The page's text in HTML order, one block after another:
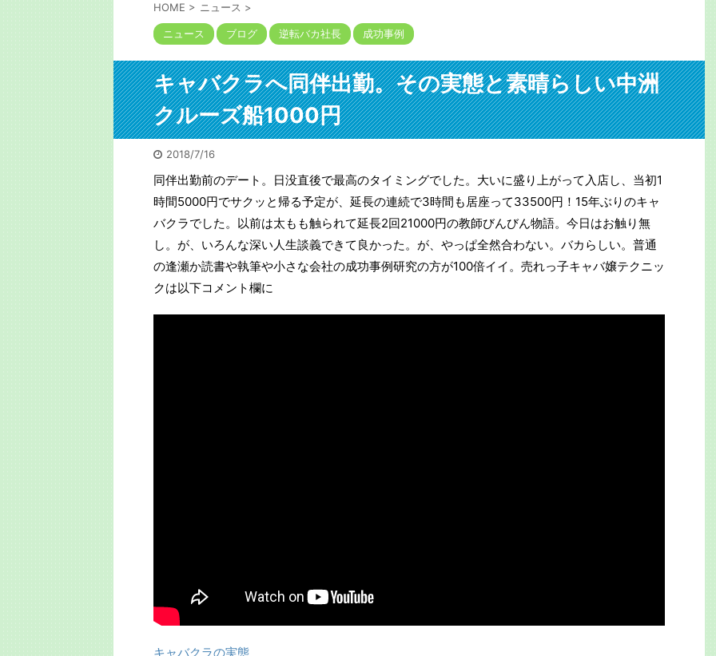
さんはビル投資、テナント投資
についてどう思われるだろう
か。アパート・戸建てといった
住居系の不動産投資と比べて安
定性、再現性に欠けるので手を
出さないと決めている方も一定
ャクチャな口述筆記をAIが目次
構成かつ清書するので誰でも本
は書けます。次回は5月に開催
されます。 https://shuppan-
audition.com/
たぶん切断されたのだ。職員と
警官？救急員？が慣れた手つき
で拾ってビニール袋へ。が、線
路の敷石ゴロゴロに引っかかっ
て、水をかけて金属ホウキでも
全部は ...
HOME > ニュース >
ニュース ブログ 逆転バカ社長 成功事例
キャバクラへ同伴出勤。その実態と素晴らしい中洲
クルーズ船1000円
2018/7/16
同伴出勤前のデート。日没直後で最高のタイミングでした。大いに盛り上がって入店し、当初1
時間5000円でサクッと帰る予定が、延長の連続で3時間も居座って33500円！15年ぶりのキャ
バクラでした。以前は太もも触られて延長2回21000円の教師びんびん物語。今日はお触り無
し。が、いろんな深い人生談義できて良かった。が、やっぱ全然合わない。バカらしい。普通
の逢瀬か読書や執筆や小さな会社の成功事例研究の方が100倍イイ。売れっ子キャバ嬢テクニッ
クは以下コメント欄に
キャバクラの実態